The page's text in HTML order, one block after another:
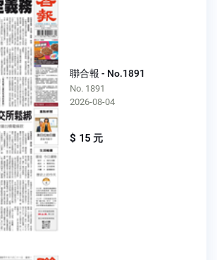
聯合報 - No.1891
No. 1891
2026-08-04
$ 15 元